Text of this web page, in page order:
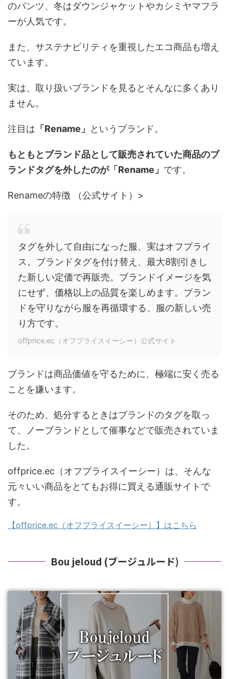
のパンツ、冬はダウンジャケットやカシミヤマフラ
ーが人気です。
また、サステナビリティを重視したエコ商品も増え
ています。
実は、取り扱いブランドを見るとそんなに多くあり
ません。
注目は 「Rename」 というブランド。
もともとブランド品として販売されていた商品のブ
ランドタグを外したのが「Rename」 です。
Renameの特徴 （公式サイト）>
タグを外して自由になった服、実はオフプライ
ス。ブランドタグを付け替え、最大8割引きし
た新しい定価で再販売。ブランドイメージを気
にせず、価格以上の品質を楽しめます。ブラン
ドを守りながら服を再循環する、服の新しい売
り方です。
offprice.ec（オフプライスイーシー）公式サイト
ブランドは商品価値を守るために、極端に安く売る
ことを嫌います。
そのため、処分するときはブランドのタグを取っ
て、ノーブランドとして催事などで販売されていま
した。
offprice.ec（オフプライスイーシー）は、そんな
元々いい商品をとてもお得に買える通販サイトで
す。
【offprice.ec（オフプライスイーシー）】はこちら
Bou jeloud (ブージュルード)